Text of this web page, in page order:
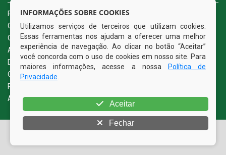
Portal da Transparência
Carta de Serviços ao Usuário
Ouvidoria Eletrônica
Acesso a Informação (eSIC)
Diário Oficial
Quadro de Avisos
Política de Privacidade
Acessibilidade
© Copyright 2026 Prefeitura Municipal de Nazaré da Mata |
INFORMAÇÕES SOBRE COOKIES
Utilizamos serviços de terceiros que utilizam cookies.
Essas ferramentas nos ajudam a oferecer uma melhor
experiência de navegação. Ao clicar no botão “Aceitar”
você concorda com o uso de cookies em nosso site. Para
maiores informações, acesse a nossa
Política de
Privacidade
Aceitar
Fechar